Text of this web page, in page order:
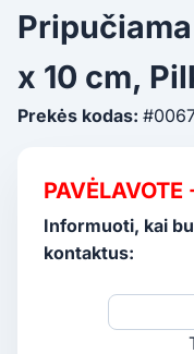
x 10 cm,
Prekės kodas:
PAVĖLAVOTE
Informuoti, kai
kontaktus: